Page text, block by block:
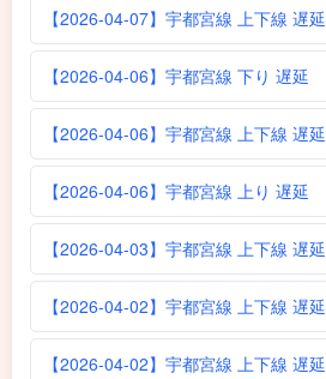
【2026-04-07】宇都宮線 上下線 遅延
【2026-04-06】宇都宮線 下り 遅延
【2026-04-06】宇都宮線 上下線 遅延
【2026-04-06】宇都宮線 上り 遅延
【2026-04-03】宇都宮線 上下線 遅延
【2026-04-02】宇都宮線 上下線 遅延
【2026-04-02】宇都宮線 上下線 遅延